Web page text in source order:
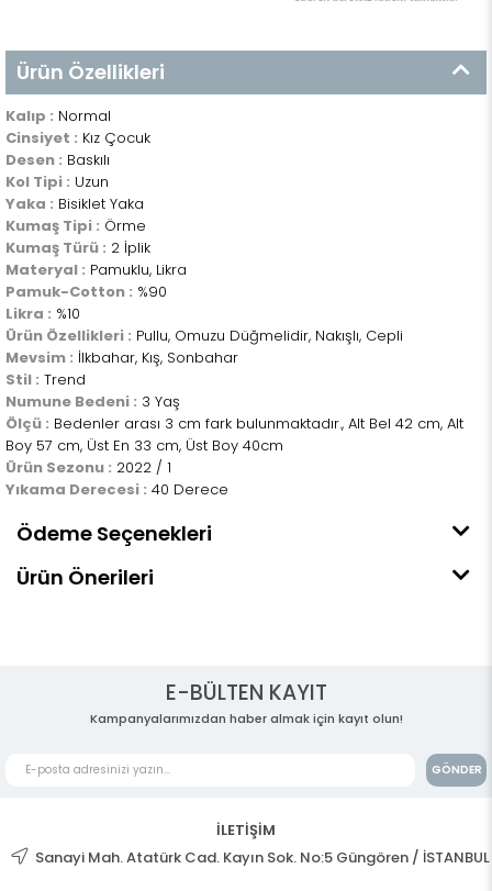
Ürün Özellikleri
Kalıp : Normal
Cinsiyet : Kız Çocuk
Desen : Baskılı
Kol Tipi : Uzun
Yaka : Bisiklet Yaka
Kumaş Tipi : Örme
Kumaş Türü : 2 İplik
Materyal : Pamuklu, Likra
Pamuk-Cotton : %90
Likra : %10
Ürün Özellikleri : Pullu, Omuzu Düğmelidir, Nakışlı, Cepli
Mevsim : İlkbahar, Kış, Sonbahar
Stil : Trend
Numune Bedeni : 3 Yaş
Ölçü : Bedenler arası 3 cm fark bulunmaktadır., Alt Bel 42 cm, Alt
Boy 57 cm, Üst En 33 cm, Üst Boy 40cm
Ürün Sezonu : 2022 / 1
Yıkama Derecesi : 40 Derece
Ödeme Seçenekleri
Ürün Önerileri
E-BÜLTEN KAYIT
Kampanyalarımızdan haber almak için kayıt olun!
GÖNDER
İLETİŞİM
Sanayi Mah. Atatürk Cad. Kayın Sok. No:5 Güngören / İSTANBUL